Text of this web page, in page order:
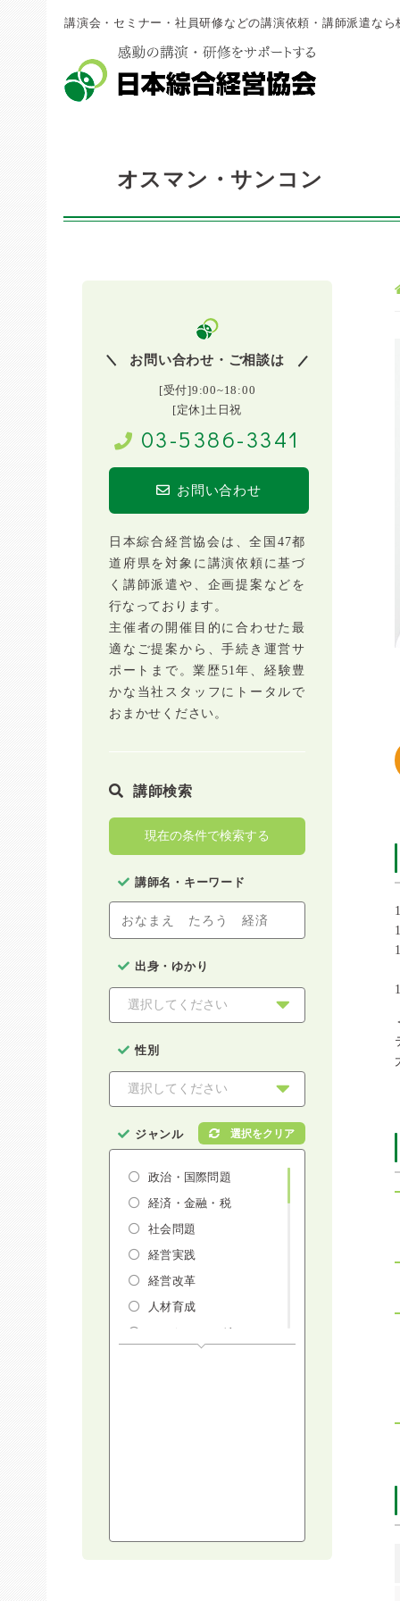
講演会・セミナー・社員研修などの講演依頼・講師派遣な
オスマン・サンコン
お問い合わせ・ご相談は
[受付]9:00~18:00
[定休]土日祝
03-5386-3341
お問い合わせ
日本綜合経営協会は、全国47都
道府県を対象に講演依頼に基づ
く講師派遣や、企画提案などを
行なっております。
主催者の開催目的に合わせた最
適なご提案から、手続き運営サ
ポートまで。業歴51年、経験豊
かな当社スタッフにトータルで
おまかせください。
講師検索
現在の条件で検索する
講師名・キーワード
出身・ゆかり
性別
ジャンル
政治・国際問題
経済・金融・税
社会問題
経営実践
経営改革
人材育成
マーケティング
スポーツ